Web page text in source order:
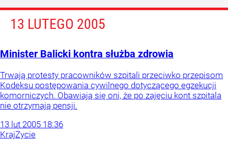
13 LUTEGO 2005
Minister Balicki kontra służba zdrowia
Trwają protesty pracowników szpitali przeciwko przepisom
Kodeksu postępowania cywilnego dotyczącego egzekucji
komorniczych. Obawiają się oni, że po zajęciu kont szpitala
nie otrzymają pensji.
13 lut 2005 18:36
KrajŻycie